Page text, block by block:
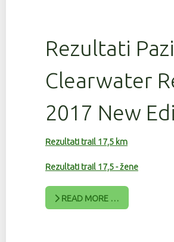
Rezultati
Clearwater
2017 New
Rezultati trail 17,5 km
Rezultati trail 17,5 - žene
READ MORE …